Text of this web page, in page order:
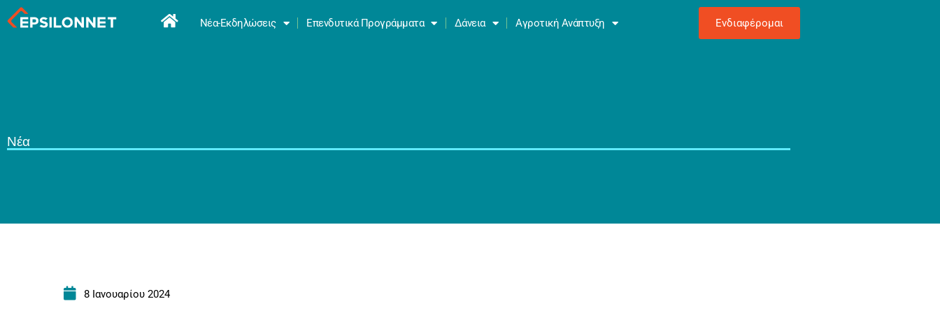
Νέα-Εκδηλώσεις Επενδυτικά Προγράμματα Δάνεια Αγροτική Ανάπτυξη Ενδιαφέρομαι
Νέα
8 Ιανουαρίου 2024